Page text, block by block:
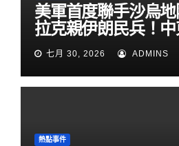
美軍首度聯手沙烏
拉克親伊朗民兵！
七月 30, 2026 ADMINS
熱點事件